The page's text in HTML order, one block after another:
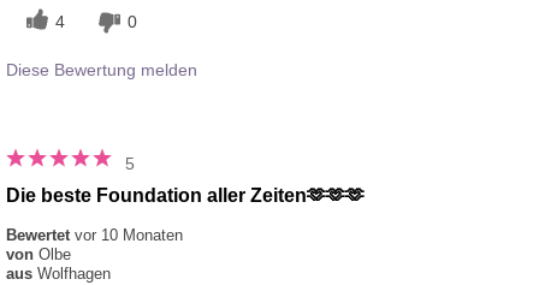
4 0
Diese Bewertung melden
5
Die beste Foundation aller Zeiten🫶🫶🫶
Bewertet vor 10 Monaten
von Olbe
aus Wolfhagen